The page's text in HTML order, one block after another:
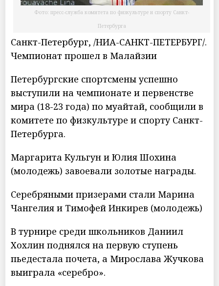
Фото: пресс-служба комитета по физкультуре и спорту Санкт-
Петербурга
Санкт-Петербург, /НИА-САНКТ-ПЕТЕРБУРГ/.
Чемпионат прошел в Малайзии
Петербургские спортсмены успешно
выступили на чемпионате и первенстве
мира (18-23 года) по муайтай, сообщили в
комитете по физкультуре и спорту Санкт-
Петербурга.
Маргарита Кульгун и Юлия Шохина
(молодежь) завоевали золотые награды.
Серебряными призерами стали Марина
Чангелия и Тимофей Инкирев (молодежь)
В турнире среди школьников Даниил
Хохлин поднялся на первую ступень
пьедестала почета, а Мирослава Жучкова
выиграла «серебро».